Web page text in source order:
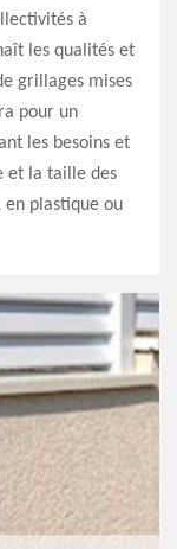
à
les qualités et
grillages mises
pour un
les besoins et
et la taille des
plastique ou